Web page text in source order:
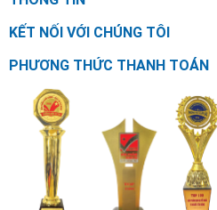
KẾT NỐI VỚI CHÚNG TÔI
PHƯƠNG THỨC THANH TOÁN